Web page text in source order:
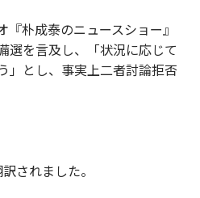
朴成泰のニュースショー』
選を言及し、「状況に応じて
」とし、事実上二者討論拒否
されました。